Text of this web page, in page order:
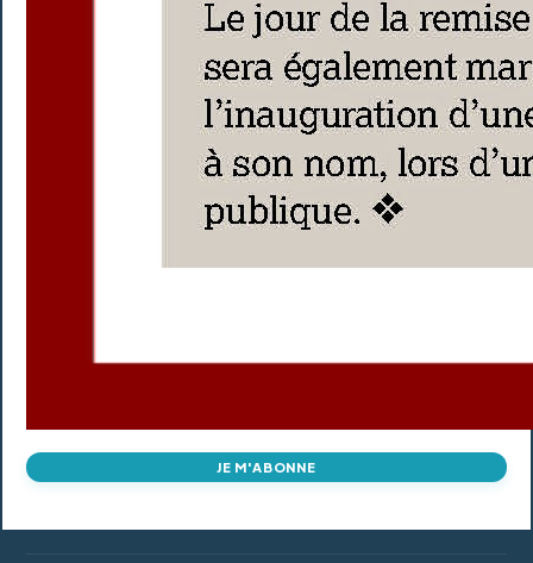
JE M'ABONNE